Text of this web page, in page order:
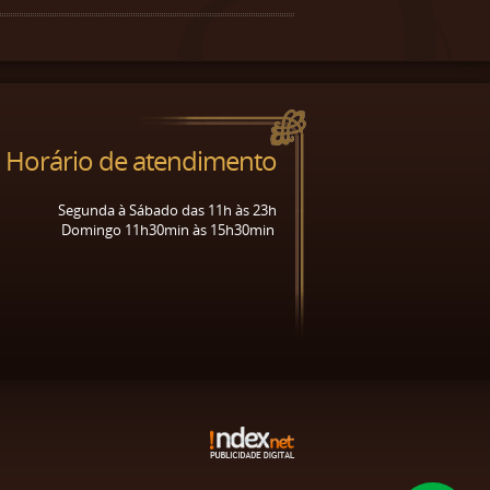
Horário de atendimento
Segunda à Sábado das 11h às 23h
Domingo 11h30min às 15h30min